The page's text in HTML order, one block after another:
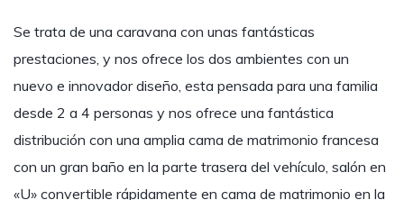
Se trata de una caravana con unas fantásticas
prestaciones, y nos ofrece los dos ambientes con un
nuevo e innovador diseño, esta pensada para una familia
desde 2 a 4 personas y nos ofrece una fantástica
distribución con una amplia cama de matrimonio francesa
con un gran baño en la parte trasera del vehículo, salón en
«U» convertible rápidamente en cama de matrimonio en la